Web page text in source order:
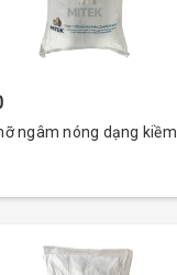
ngâm nóng dạng kiềm